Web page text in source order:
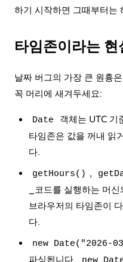
하기 시작하면 그때부터는
타임존이라는 현
날짜 버그의 가장 큰 원흉
꼭 머리에 새겨두세요:
Date
객체는 UTC 기
타임존은 값을 꺼내 읽
다.
getHours() ,
_코드를 실행하는 머
브라우저의 타임존이
다.
new Date("2026-
파싱됩니다.